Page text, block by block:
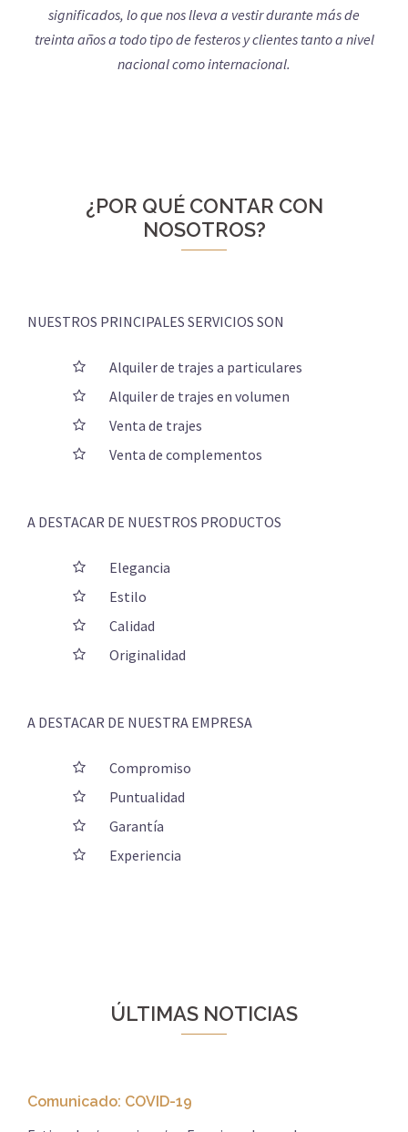
significados, lo que nos lleva a vestir durante más de
treinta años a todo tipo de festeros y clientes tanto a nivel
nacional como internacional.
¿POR QUÉ CONTAR CON
NOSOTROS?
NUESTROS PRINCIPALES SERVICIOS SON
Alquiler de trajes a particulares
Alquiler de trajes en volumen
Venta de trajes
Venta de complementos
A DESTACAR DE NUESTROS PRODUCTOS
Elegancia
Estilo
Calidad
Originalidad
A DESTACAR DE NUESTRA EMPRESA
Compromiso
Puntualidad
Garantía
Experiencia
ÚLTIMAS NOTICIAS
Comunicado: COVID-19